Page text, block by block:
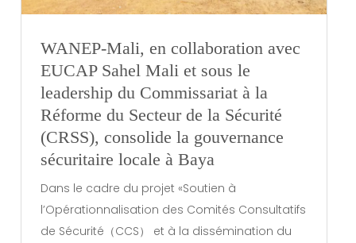
WANEP-Mali, en collaboration avec
EUCAP Sahel Mali et sous le
leadership du Commissariat à la
Réforme du Secteur de la Sécurité
(CRSS), consolide la gouvernance
sécuritaire locale à Baya
Dans le cadre du projet «Soutien à
l’Opérationnalisation des Comités Consultatifs
de Sécurité（CCS） et à la dissémination du